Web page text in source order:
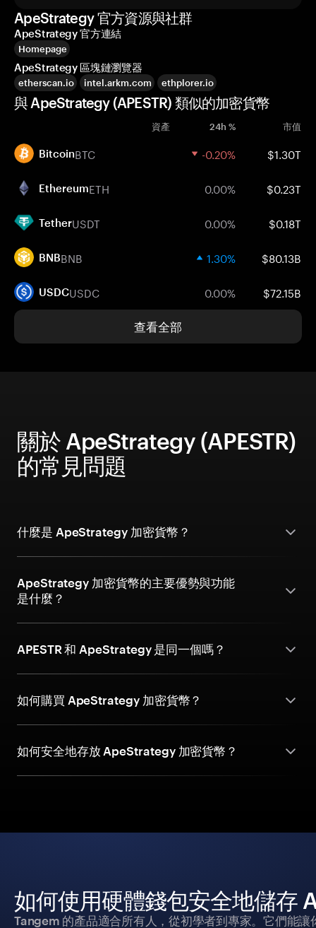
ApeStrategy 官方資源與社群
ApeStrategy 官方連結
Homepage
ApeStrategy 區塊鏈瀏覽器
etherscan.io intel.arkm.com ethplorer.io
與 ApeStrategy (APESTR) 類似的加密貨幣
資產 24h % 市值
BitcoinBTC -0.20% $1.30T
EthereumETH 0.00% $0.23T
TetherUSDT 0.00% $0.18T
BNBBNB 1.30% $80.13B
USDCUSDC 0.00% $72.15B
查看全部
關於 ApeStrategy (APESTR)
的常見問題
什麼是 ApeStrategy 加密貨幣？
ApeStrategy 加密貨幣的主要優勢與功能
是什麼？
APESTR 和 ApeStrategy 是同一個嗎？
如何購買 ApeStrategy 加密貨幣？
如何安全地存放 ApeStrategy 加密貨幣？
如何使用硬體錢包安全地儲存
Tangem 的產品適合所有人，從初學者到專家。它們能